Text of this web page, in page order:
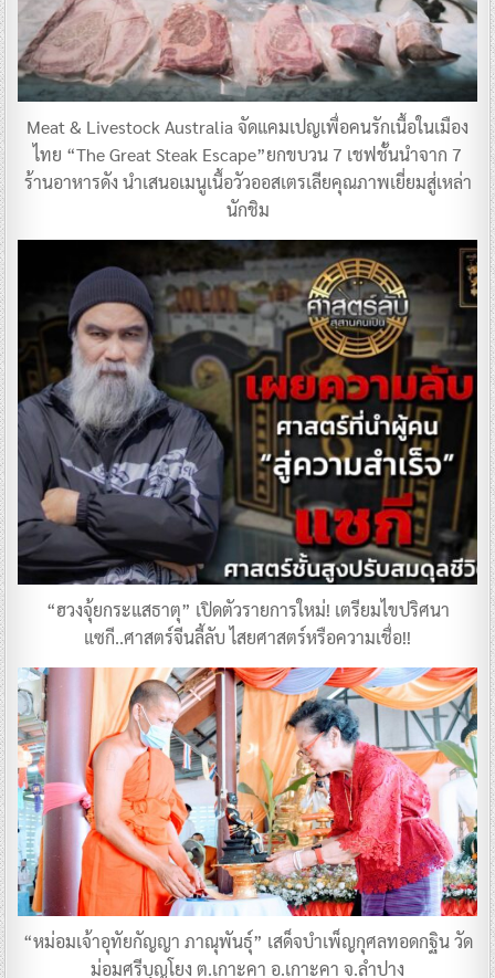
Meat & Livestock Australia จัดแคมเปญเพื่อคนรักเนื้อในเมือง
ไทย “The Great Steak Escape”ยกขบวน 7 เชฟชั้นนำจาก 7
ร้านอาหารดัง นำเสนอเมนูเนื้อวัวออสเตรเลียคุณภาพเยี่ยมสู่เหล่า
นักชิม
“ฮวงจุ้ยกระแสธาตุ” เปิดตัวรายการใหม่! เตรียมไขปริศนา
แซกี..ศาสตร์จีนลี้ลับ ไสยศาสตร์หรือความเชื่อ!!
“หม่อมเจ้าอุทัยกัญญา ภาณุพันธุ์” เสด็จบำเพ็ญกุศลทอดกฐิน วัด
ม่อมศรีบุญโยง ต.เกาะคา อ.เกาะคา จ.ลำปาง